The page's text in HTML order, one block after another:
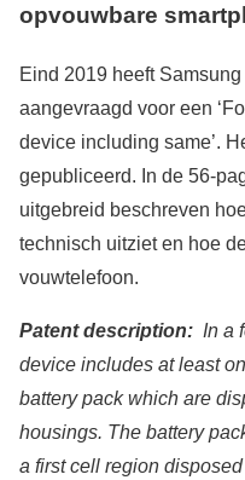
opvouwbare
Eind 2019 heeft
aangevraagd voor een
device including same’.
gepubliceerd. In de 56-
uitgebreid beschreven
technisch uitziet en hoe
vouwtelefoon.
Patent description: In a
device includes at least
battery pack which are
housings. The battery
a first cell region